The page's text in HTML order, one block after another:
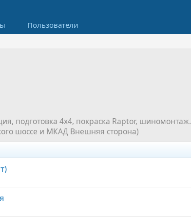
Пользователи
подготовка 4х4, покраска Raptor, шиномонтаж.
шоссе и МКАД Внешняя сторона)